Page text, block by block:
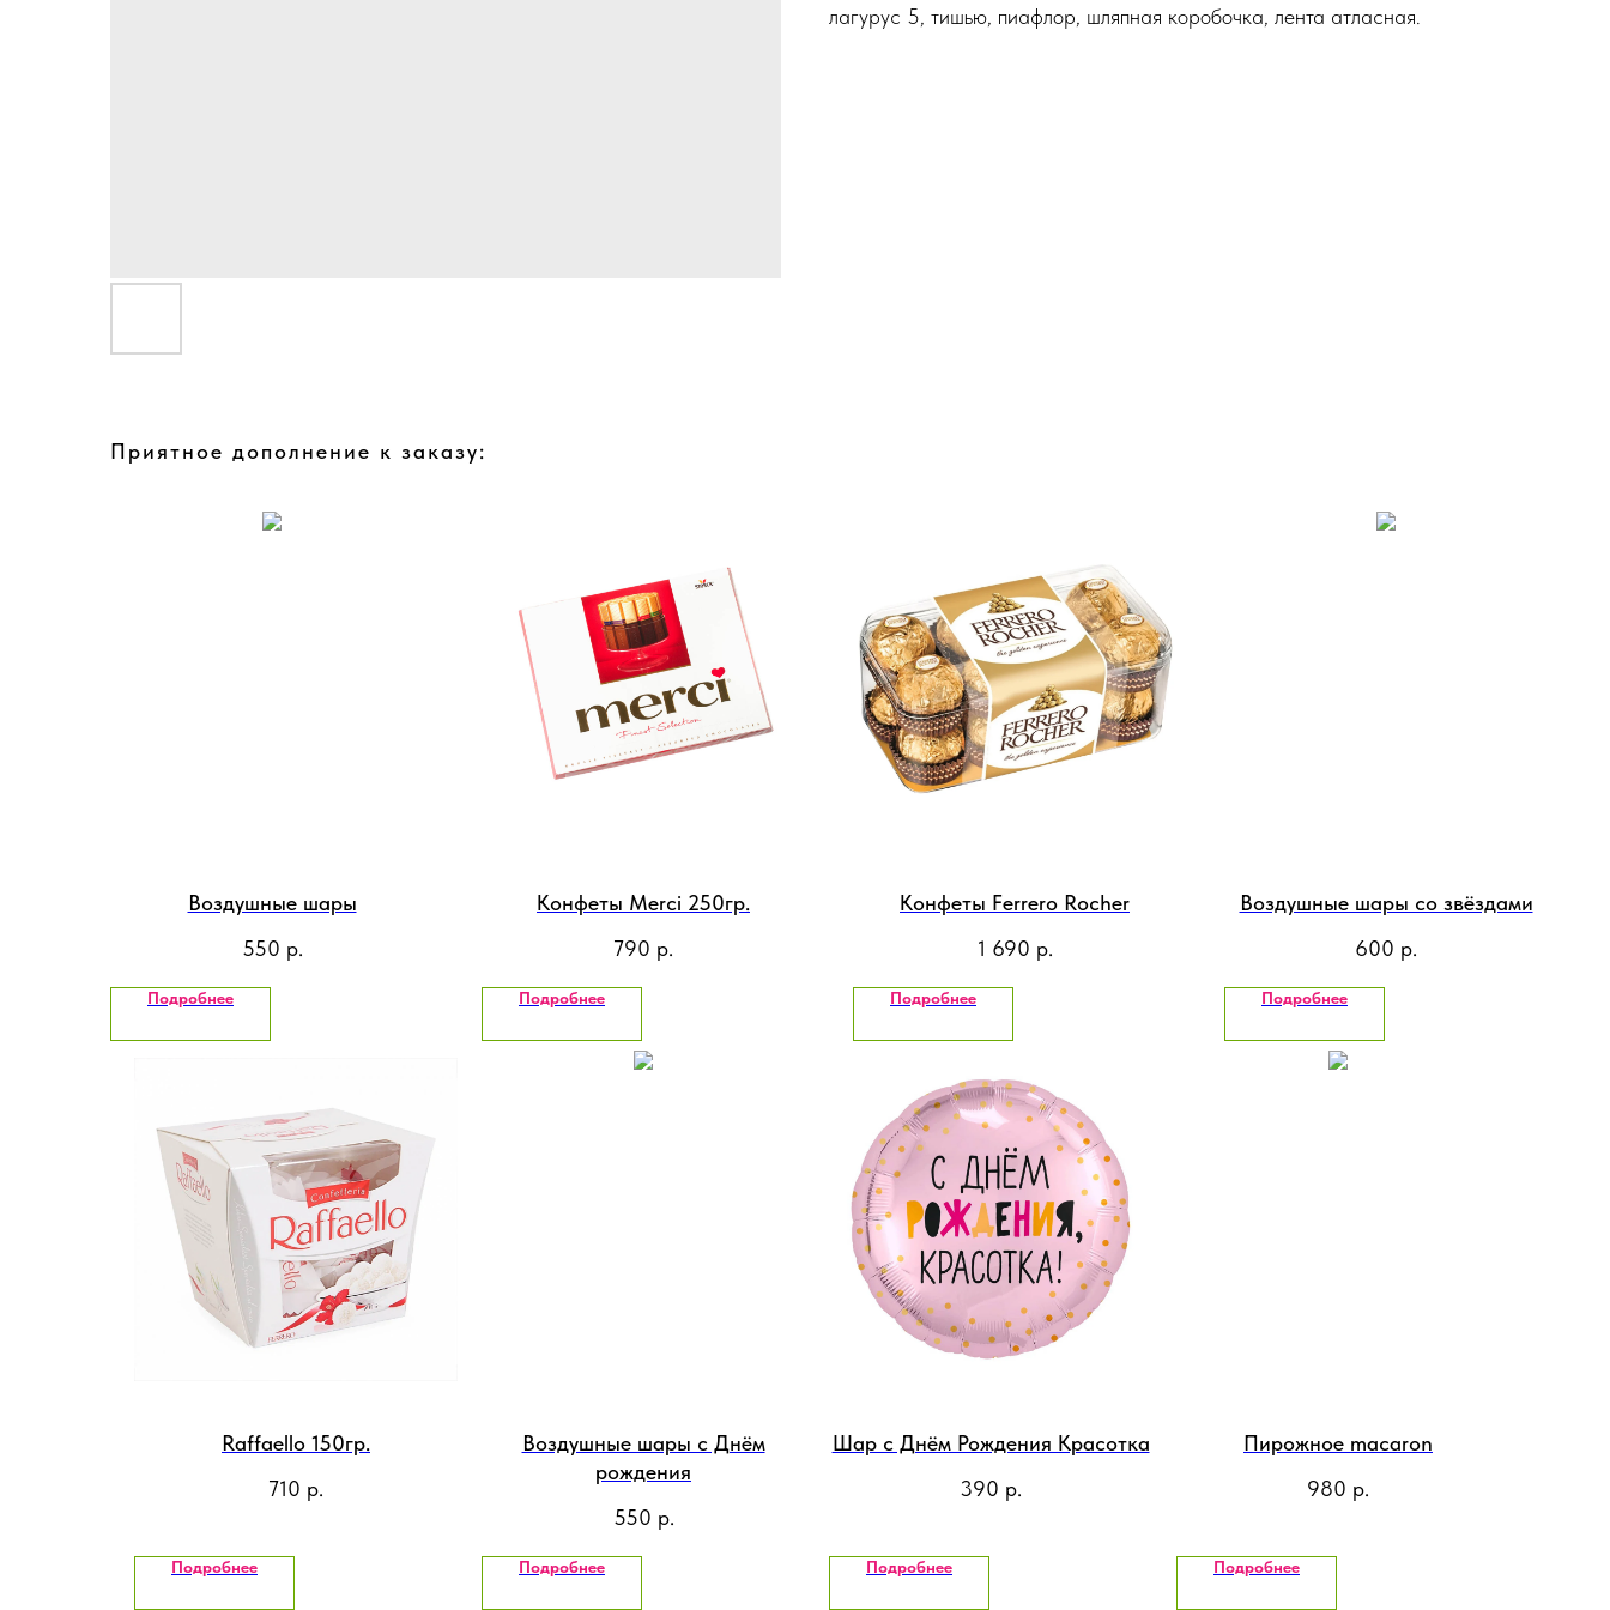
лагурус 5, тишью, пиафлор, шляпная коробочка, лента атласная.
Приятное дополнение к заказу:
Воздушные шары
550 р.
Подробнее
Конфеты Merci 250гр.
790 р.
Подробнее
Конфеты Ferrero Rocher
1 690 р.
Подробнее
Воздушные шары со звёздами
600 р.
Подробнее
Raffaello 150гр.
710 р.
Подробнее
Воздушные шары с Днём
рождения
550 р.
Подробнее
Шар с Днём Рождения Красотка
390 р.
Подробнее
Пирожное macaron
980 р.
Подробнее